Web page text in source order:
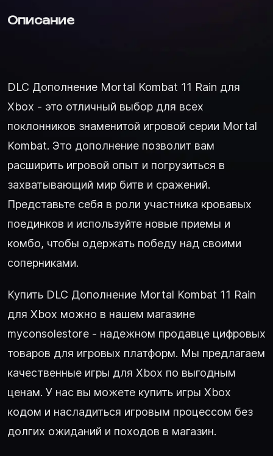
Описание
DLC Дополнение Mortal Kombat 11 Rain для
Xbox - это отличный выбор для всех
поклонников знаменитой игровой серии Mortal
Kombat. Это дополнение позволит вам
расширить игровой опыт и погрузиться в
захватывающий мир битв и сражений.
Представьте себя в роли участника кровавых
поединков и используйте новые приемы и
комбо, чтобы одержать победу над своими
соперниками.
Купить DLC Дополнение Mortal Kombat 11 Rain
для Xbox можно в нашем магазине
myconsolestore - надежном продавце цифровых
товаров для игровых платформ. Мы предлагаем
качественные игры для Xbox по выгодным
ценам. У нас вы можете купить игры Xbox
кодом и насладиться игровым процессом без
долгих ожиданий и походов в магазин.